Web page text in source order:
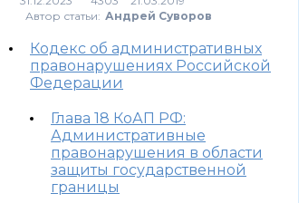
Автор статьи: Андрей Суворов
Кодекс об административных
правонарушениях Российской
Федерации
Глава 18 КоАП РФ:
Административные
правонарушения в области
защиты государственной
границы